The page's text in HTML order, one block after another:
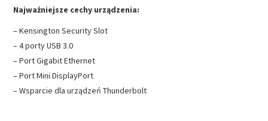
Najważniejsze cechy urządzenia:
– Kensington Security Slot
– 4 porty USB 3.0
– Port Gigabit Ethernet
– Port Mini DisplayPort
– Wsparcie dla urządzeń Thunderbolt